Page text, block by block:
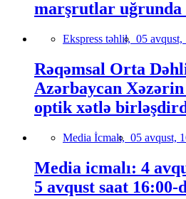
marşrutlar uğrunda
Ekspress təhlil, 05 avqust,
Rəqəmsal Orta
Azərbaycan
optik xətlə
Media İcmalı, 05 avqust,
Media icmalı: 4
5 avqust saat 16:00-